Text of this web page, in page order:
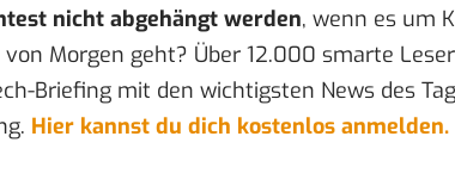
nicht abgehängt werden, wenn es um
Morgen geht? Über 12.000 smarte
Briefing mit den wichtigsten News des
Hier kannst du dich kostenlos anmelden.